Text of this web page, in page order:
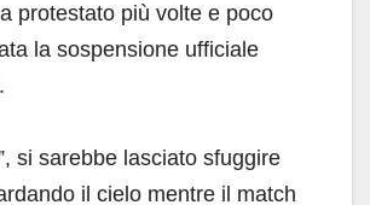
protestato più volte e poco
la sospensione ufficiale
si sarebbe lasciato sfuggire
il cielo mentre il match